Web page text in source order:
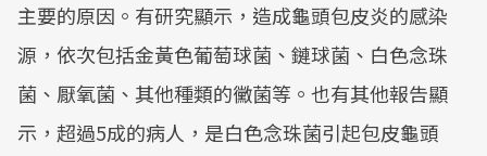
主要的原因。有研究顯示，造成龜頭包皮炎的感染
源，依次包括金黃色葡萄球菌、鏈球菌、白色念珠
菌、厭氧菌、其他種類的黴菌等。也有其他報告顯
示，超過5成的病人，是白色念珠菌引起包皮龜頭